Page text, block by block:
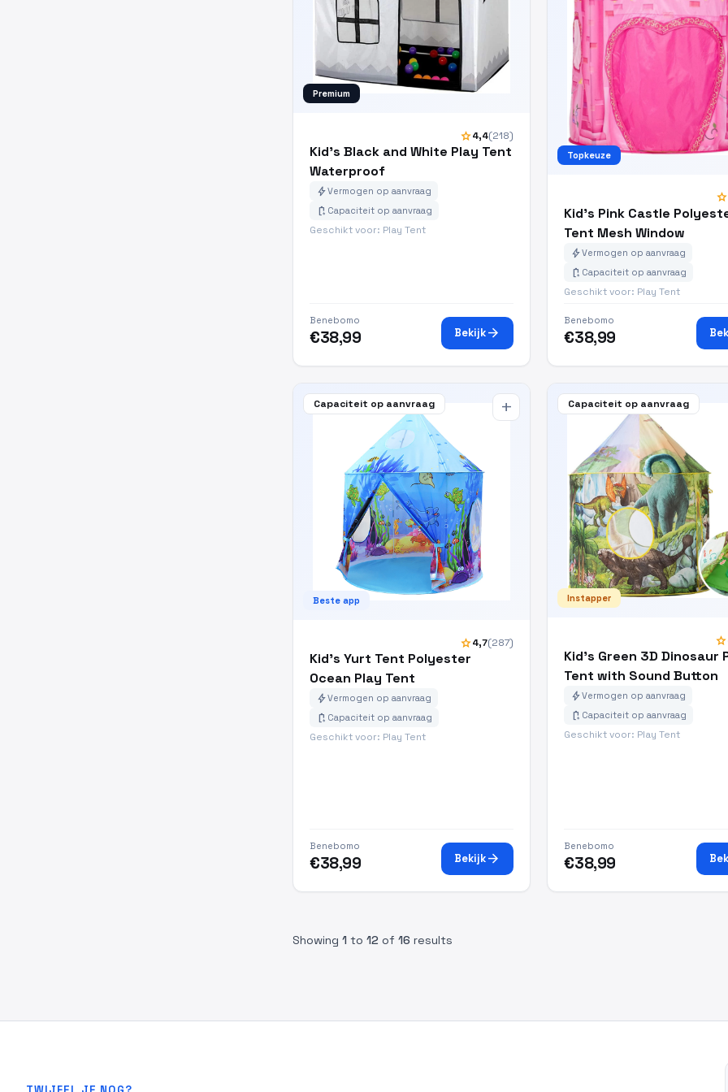
Premium
star4,4(218)
Kid's Black and White Play Tent
Waterproof
boltVermogen op aanvraag
battery_charging_full Capaciteit op aanvraag
Geschikt voor: Play Tent
Benebomo
€38,99 Bekijkarrow_forward
Topkeuze
star
Kid's Pink Castle
Tent Mesh Window
boltVermogen op aanvraag
battery_charging_full Capaciteit op aanvraag
Geschikt voor: Play Tent
Benebomo
€38,99
Capaciteit op aanvraag
Beste app
add
star4,7(287)
Kid's Yurt Tent Polyester
Ocean Play Tent
boltVermogen op aanvraag
battery_charging_full Capaciteit op aanvraag
Geschikt voor: Play Tent
Benebomo
€38,99 Bekijkarrow_forward
Capaciteit op aanvraag
Instapper
star
Kid's Green 3D Dinosaur
Tent with Sound Button
boltVermogen op aanvraag
battery_charging_full Capaciteit op aanvraag
Geschikt voor: Play Tent
Benebomo
€38,99
Showing 1 to 12 of 16 results